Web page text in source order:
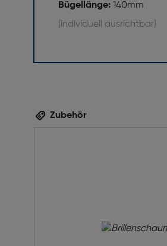
Bügellänge: 140mm
(individuell ausrichtbar)
Zubehör